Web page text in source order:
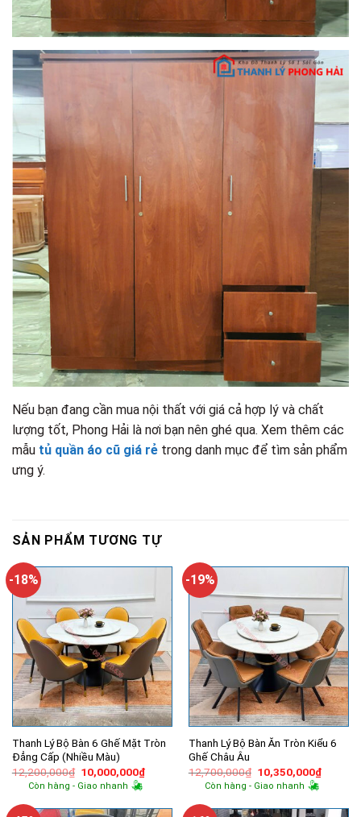
Nếu bạn đang cần mua nội thất với giá cả hợp lý và chất
lượng tốt, Phong Hải là nơi bạn nên ghé qua. Xem thêm các
mẫu tủ quần áo cũ giá rẻ trong danh mục để tìm sản phẩm
ưng ý.
SẢN PHẨM TƯƠNG TỰ
-18%
Thanh Lý Bộ Bàn 6 Ghế Mặt Tròn
Đẳng Cấp (Nhiều Màu)
12,200,000₫ Giá
gốc
là:
10,000,000₫Giá
hiện
10,000,000₫.
Còn hàng - Giao nhanh
-19%
Thanh Lý Bộ Bàn Ăn Tròn Kiểu 6
Ghế Châu Âu
12,700,000₫ Giá
gốc
là:
10,350,000₫Giá
hiện
Còn hàng - Giao nhanh